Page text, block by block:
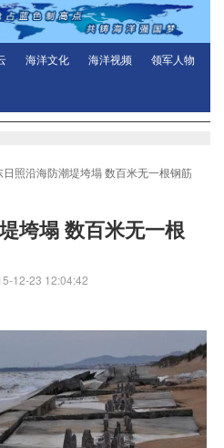
海洋文化 海洋视频 领军人物
日照沿海防潮堤垮塌 数百米无一根钢筋
垮塌 数百米无一根
12-23 12:04:42